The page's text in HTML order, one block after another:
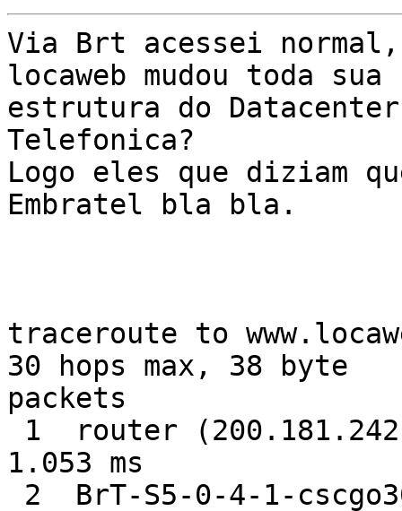
Via Brt acessei
locaweb mudou toda sua
estrutura do
Telefonica?
Logo eles que diziam
Embratel bla bla.
traceroute to
30 hops max, 38 byte
packets
1.053 ms